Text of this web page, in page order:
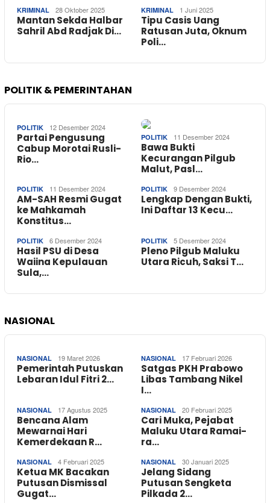
KRIMINAL 28 Oktober 2025
Mantan Sekda Halbar
Sahril Abd Radjak Di…
KRIMINAL 1 Juni 2025
Tipu Casis Uang
Ratusan Juta, Oknum
Poli…
POLITIK & PEMERINTAHAN
POLITIK 12 Desember 2024
Partai Pengusung
Cabup Morotai Rusli-
Rio…
POLITIK 11 Desember 2024
Bawa Bukti
Kecurangan Pilgub
Malut, Pasl…
POLITIK 11 Desember 2024
AM-SAH Resmi Gugat
ke Mahkamah
Konstitus…
POLITIK 9 Desember 2024
Lengkap Dengan Bukti,
Ini Daftar 13 Kecu…
POLITIK 6 Desember 2024
Hasil PSU di Desa
Waiina Kepulauan
Sula,…
POLITIK 5 Desember 2024
Pleno Pilgub Maluku
Utara Ricuh, Saksi T…
NASIONAL
NASIONAL 19 Maret 2026
Pemerintah Putuskan
Lebaran Idul Fitri 2…
NASIONAL 17 Februari 2026
Satgas PKH Prabowo
Libas Tambang Nikel
I…
NASIONAL 17 Agustus 2025
Bencana Alam
Mewarnai Hari
Kemerdekaan R…
NASIONAL 20 Februari 2025
Cari Muka, Pejabat
Maluku Utara Ramai-
ra…
NASIONAL 4 Februari 2025
Ketua MK Bacakan
Putusan Dismissal
Gugat…
NASIONAL 30 Januari 2025
Jelang Sidang
Putusan Sengketa
Pilkada 2…